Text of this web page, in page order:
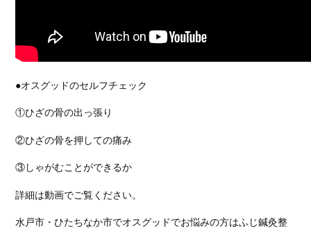
●オスグッドのセルフチェック
①ひざの骨の出っ張り
②ひざの骨を押しての痛み
③しゃがむことができるか
詳細は動画でご覧ください。
水戸市・ひたちなか市でオスグッドでお悩みの方はふじ鍼灸整